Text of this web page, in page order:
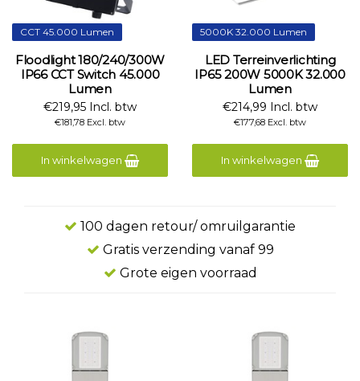
CCT 45.000 Lumen
Floodlight 180/240/300W
IP66 CCT Switch 45.000
Lumen
€219,95 Incl. btw
€181,78 Excl. btw
In winkelwagen
5000K 32.000 Lumen
LED Terreinverlichting
IP65 200W 5000K 32.000
Lumen
€214,99 Incl. btw
€177,68 Excl. btw
In winkelwagen
100 dagen retour/ omruilgarantie
Gratis verzending vanaf 99
Grote eigen voorraad